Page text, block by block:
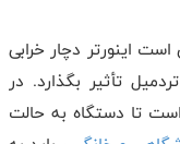
اینورتر دچار خرابی
تأثیر بگذارد. در
تا دستگاه به حالت